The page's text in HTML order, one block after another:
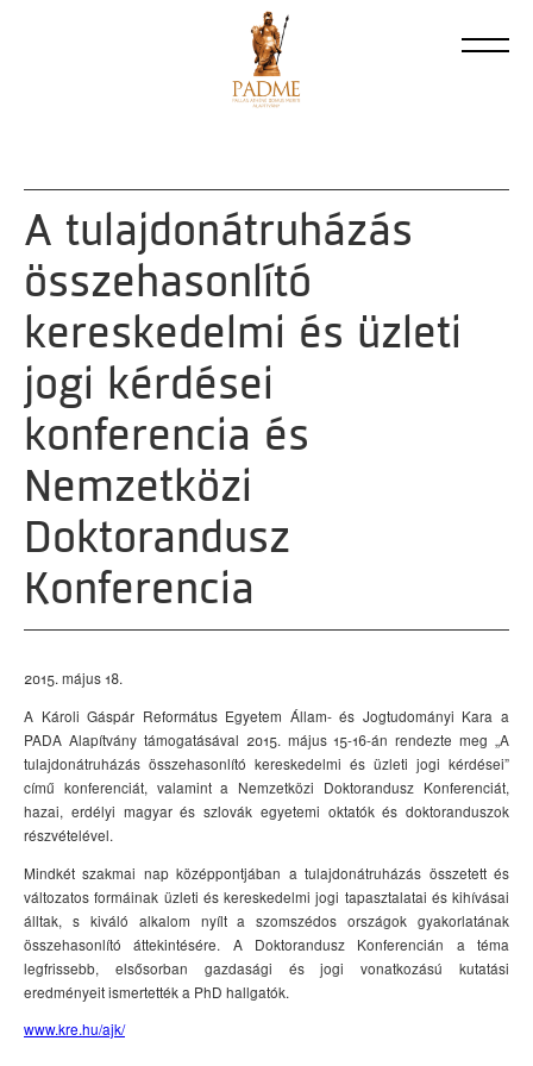
A tulajdonátruházás
összehasonlító
kereskedelmi és üzleti
jogi kérdései
konferencia és
Nemzetközi
Doktorandusz
Konferencia
2015. május 18.
A Károli Gáspár Református Egyetem Állam- és Jogtudományi Kara a
PADA Alapítvány támogatásával 2015. május 15-16-án rendezte meg „A
tulajdonátruházás összehasonlító kereskedelmi és üzleti jogi kérdései”
című konferenciát, valamint a Nemzetközi Doktorandusz Konferenciát,
hazai, erdélyi magyar és szlovák egyetemi oktatók és doktoranduszok
részvételével.
Mindkét szakmai nap középpontjában a tulajdonátruházás összetett és
változatos formáinak üzleti és kereskedelmi jogi tapasztalatai és kihívásai
álltak, s kiváló alkalom nyílt a szomszédos országok gyakorlatának
összehasonlító áttekintésére. A Doktorandusz Konferencián a téma
legfrissebb, elsősorban gazdasági és jogi vonatkozású kutatási
eredményeit ismertették a PhD hallgatók.
www.kre.hu/ajk/